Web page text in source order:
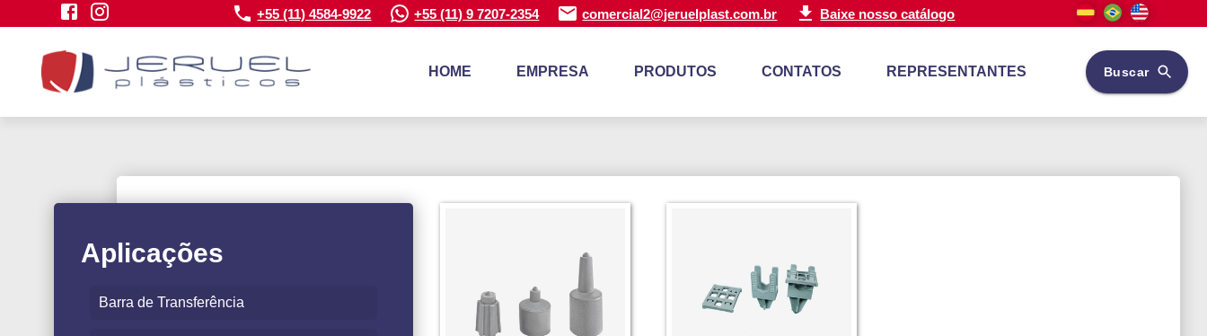
+55 (11) 4584-9922 +55 (11) 9 7207-2354 comercial2@jeruelplast.com.br Baixe nosso catálogo
HOME EMPRESA PRODUTOS CONTATOS REPRESENTANTES Buscar
Aplicações
Barra de Transferência